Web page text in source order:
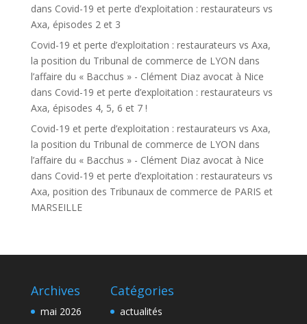
dans Covid-19 et perte d’exploitation : restaurateurs vs
Axa, épisodes 2 et 3
Covid-19 et perte d’exploitation : restaurateurs vs Axa,
la position du Tribunal de commerce de LYON dans
l’affaire du « Bacchus » - Clément Diaz avocat à Nice
dans Covid-19 et perte d’exploitation : restaurateurs vs
Axa, épisodes 4, 5, 6 et 7 !
Covid-19 et perte d’exploitation : restaurateurs vs Axa,
la position du Tribunal de commerce de LYON dans
l’affaire du « Bacchus » - Clément Diaz avocat à Nice
dans Covid-19 et perte d’exploitation : restaurateurs vs
Axa, position des Tribunaux de commerce de PARIS et
MARSEILLE
Archives
mai 2026
Catégories
actualités